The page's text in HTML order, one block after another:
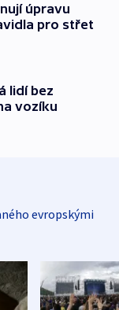
úpravu
pro střet
lidí bez
vozíku
evropskými